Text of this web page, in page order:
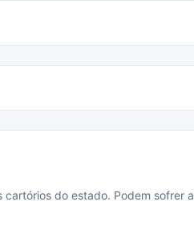
do estado. Podem sofrer